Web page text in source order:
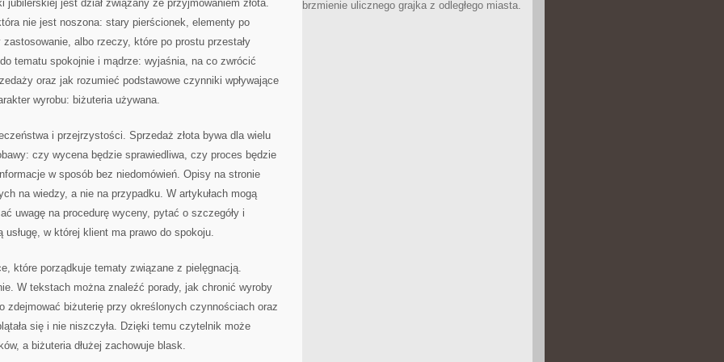
jubilerskiej jest dział związany ze przyjmowaniem złota.
nie jest noszona: stary pierścionek, elementy po
albo rzeczy, które po prostu przestały
tematu spokojnie i mądrze: wyjaśnia, na co zwrócić
oraz jak rozumieć podstawowe czynniki wpływające
wyrobu: biżuteria używana.
i przejrzystości. Sprzedaż złota bywa dla wielu
czy wycena będzie sprawiedliwa, czy proces będzie
w sposób bez niedomówień. Opisy na stronie
na wiedzy, a nie na przypadku. W artykułach mogą
uwagę na procedurę wyceny, pytać o szczegóły i
w której klient ma prawo do spokoju.
które porządkuje tematy związane z pielęgnacją.
W tekstach można znaleźć porady, jak chronić wyroby
zdejmować biżuterię przy określonych czynnościach oraz
się i nie niszczyła. Dzięki temu czytelnik może
a biżuteria dłużej zachowuje blask.
brzmienie ulicznego grajka z odległego miasta.